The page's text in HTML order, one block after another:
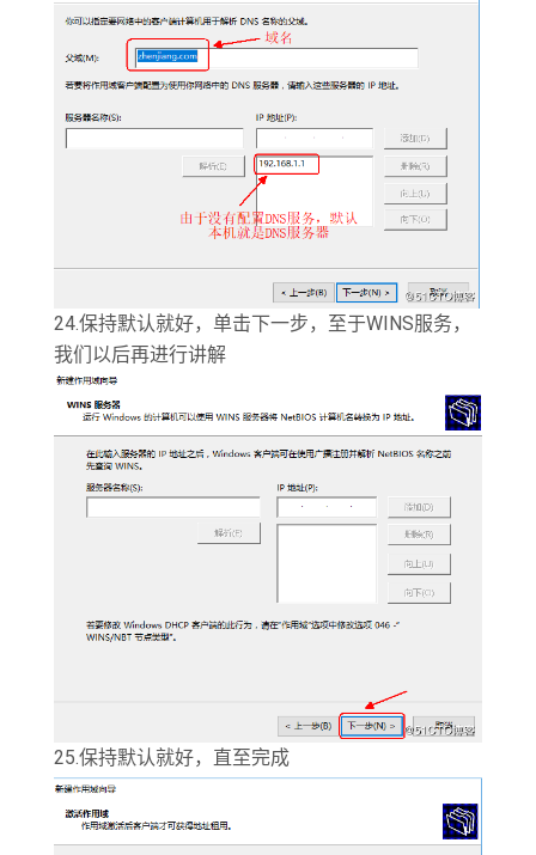
24.保持默认就好，单击下一步，至于WINS服务，
我们以后再进行讲解
25.保持默认就好，直至完成